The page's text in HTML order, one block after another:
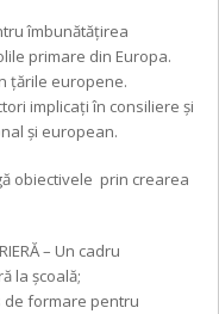
îmbunătățirea
primare din Europa.
țările europene.
implicați în consiliere și
și european.
obiectivele prin crearea
– Un cadru
la școală;
de formare pentru